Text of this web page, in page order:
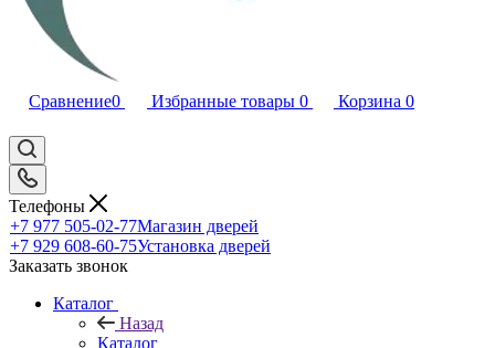
Сравнение0 Избранные товары 0 Корзина 0
Телефоны
+7 977 505-02-77Магазин дверей
+7 929 608-60-75Установка дверей
Заказать звонок
Каталог
Назад
Каталог